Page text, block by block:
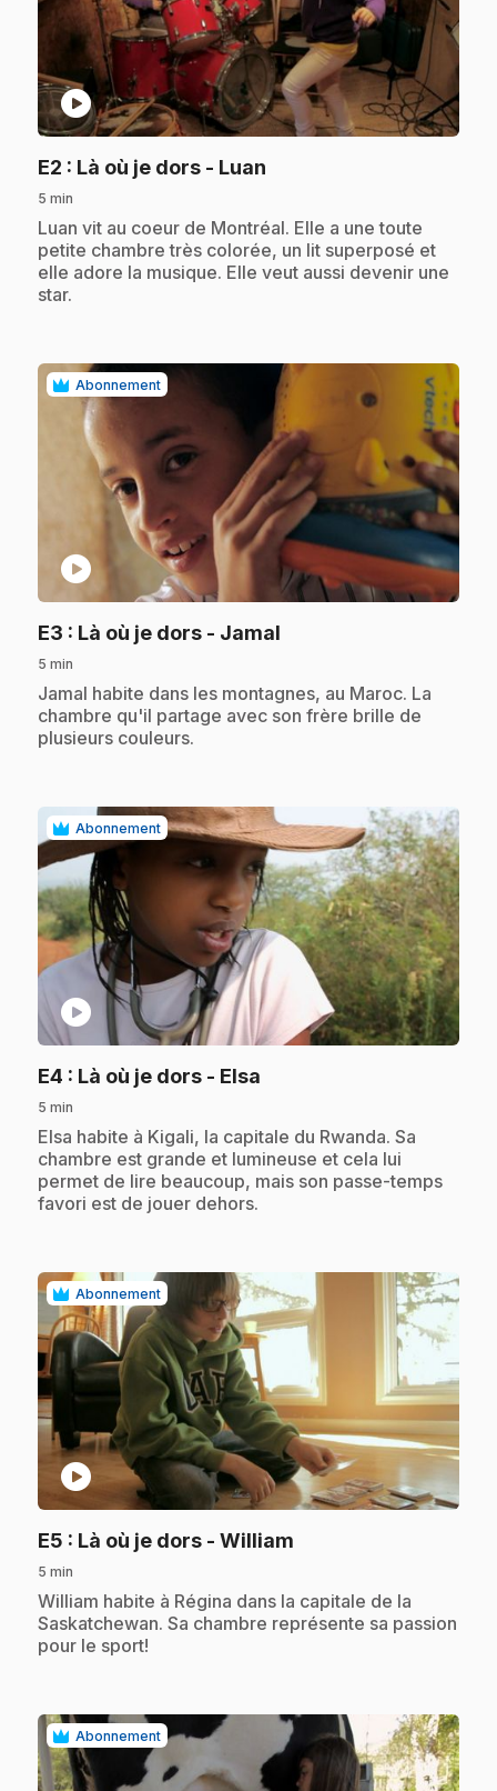
play_circle
E2 : Là où je dors - Luan
5 min
.Luan vit au coeur de Montréal. Elle a une toute
petite chambre très colorée, un lit superposé et
elle adore la musique. Elle veut aussi devenir une
star.
Abonnement
play_circle
E3 : Là où je dors - Jamal
5 min
.Jamal habite dans les montagnes, au Maroc. La
chambre qu'il partage avec son frère brille de
plusieurs couleurs.
Abonnement
play_circle
E4 : Là où je dors - Elsa
5 min
.Elsa habite à Kigali, la capitale du Rwanda. Sa
chambre est grande et lumineuse et cela lui
permet de lire beaucoup, mais son passe-temps
favori est de jouer dehors.
Abonnement
play_circle
E5 : Là où je dors - William
5 min
.William habite à Régina dans la capitale de la
Saskatchewan. Sa chambre représente sa passion
pour le sport!
Abonnement